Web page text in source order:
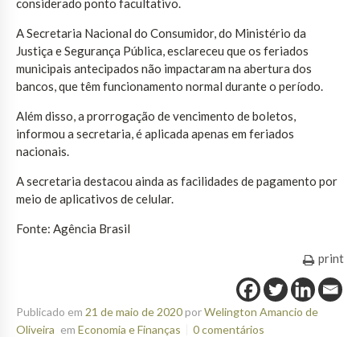
considerado ponto facultativo.
A Secretaria Nacional do Consumidor, do Ministério da
Justiça e Segurança Pública, esclareceu que os feriados
municipais antecipados não impactaram na abertura dos
bancos, que têm funcionamento normal durante o período.
Além disso, a prorrogação de vencimento de boletos,
informou a secretaria, é aplicada apenas em feriados
nacionais.
A secretaria destacou ainda as facilidades de pagamento por
meio de aplicativos de celular.
Fonte: Agência Brasil
print
Publicado em 21 de maio de 2020porWelington Amancio de
Oliveira em Economia e Finanças 0 comentários